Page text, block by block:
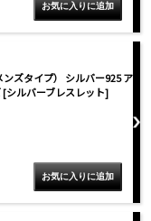
ズタイプ） シルバー925 ア
[シルバーブレスレット]